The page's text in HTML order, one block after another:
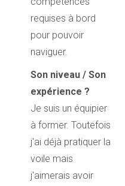
requises à bord
pour pouvoir
naviguer.
Son niveau / Son
expérience ?
Je suis un équipier
à former. Toutefois
j'ai déjà pratiquer la
voile mais
j'aimerais avoir